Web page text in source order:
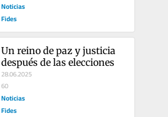
Noticias
Fides
Un reino de paz y justicia
después de las elecciones
28.06.2025
60
Noticias
Fides